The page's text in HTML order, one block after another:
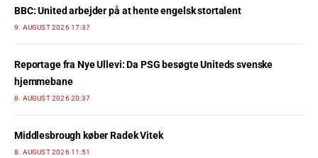
BBC: United arbejder på at hente engelsk stortalent
9. AUGUST 2026 17:37
Reportage fra Nye Ullevi: Da PSG besøgte Uniteds svenske
hjemmebane
8. AUGUST 2026 20:37
Middlesbrough køber Radek Vitek
8. AUGUST 2026 11:51